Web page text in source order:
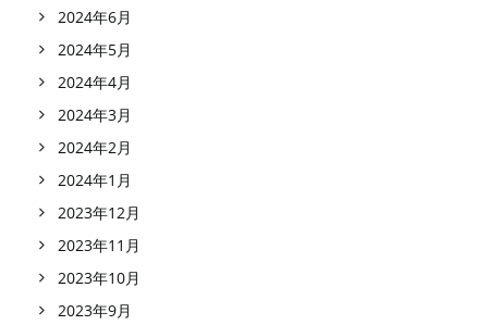
2024年6月
2024年5月
2024年4月
2024年3月
2024年2月
2024年1月
2023年12月
2023年11月
2023年10月
2023年9月